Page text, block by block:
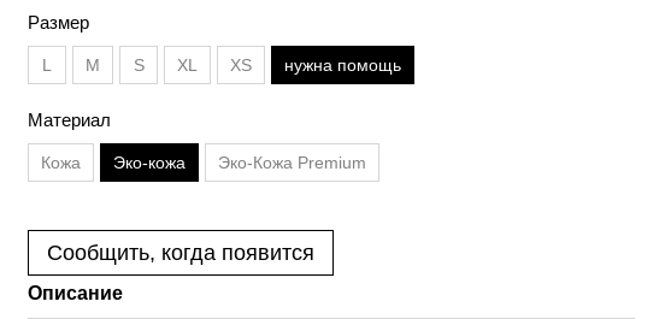
Размер
L M S XL XS нужна помощь
Материал
Кожа Эко-кожа Эко-Кожа Premium
Сообщить, когда появится
Описание